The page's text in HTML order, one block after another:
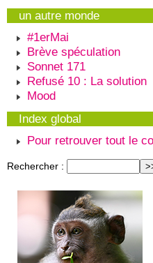
un autre monde
#1erMai
Brève spéculation
Sonnet 171
Refusé 10 : La solution
Mood
Index global
Pour retrouver tout le
Rechercher :